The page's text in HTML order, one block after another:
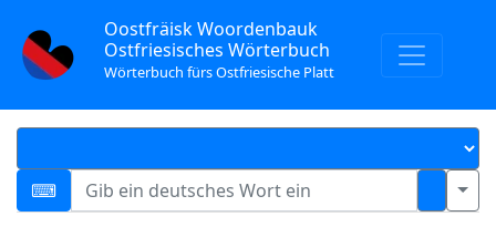
Oostfräisk Woordenbauk
Ostfriesisches Wörterbuch
Wörterbuch fürs Ostfriesische Platt